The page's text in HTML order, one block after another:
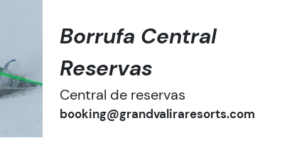
Borrufa Central
Reservas
Central de reservas
booking@grandvaliraresorts.com